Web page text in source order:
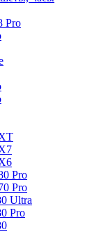
Pro
Pro
Pro
Ultra
Pro